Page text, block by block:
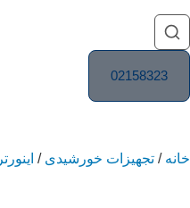
02158323
خانه / تجهیزات خورشیدی / اینورتر